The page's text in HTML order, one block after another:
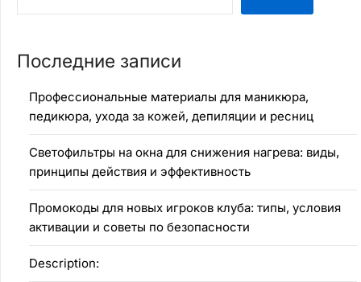
Последние записи
Профессиональные материалы для маникюра,
педикюра, ухода за кожей, депиляции и ресниц
Светофильтры на окна для снижения нагрева: виды,
принципы действия и эффективность
Промокоды для новых игроков клуба: типы, условия
активации и советы по безопасности
Description: